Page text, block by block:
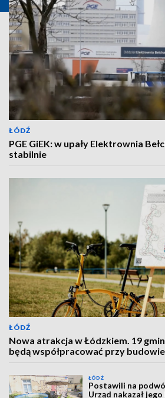
ŁÓDŹ
PGE GiEK: w upały Elektrownia
stabilnie
ŁÓDŹ
Nowa atrakcja w Łódzkiem. 19
będą współpracować przy
ŁÓDŹ
Postawili na
Urząd nakazał